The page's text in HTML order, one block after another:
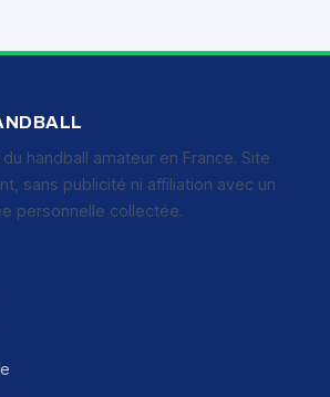
handball amateur en France. Site
sans publicité ni affiliation avec un
personnelle collectée.